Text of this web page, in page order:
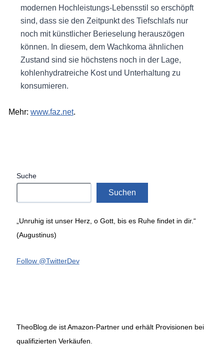
modernen Hochleistungs-Lebensstil so erschöpft
sind, dass sie den Zeitpunkt des Tiefschlafs nur
noch mit künstlicher Berieselung herauszögen
können. In diesem, dem Wachkoma ähnlichen
Zustand sind sie höchstens noch in der Lage,
kohlenhydratreiche Kost und Unterhaltung zu
konsumieren.
Mehr: www.faz.net.
Suche
Suchen
„Unruhig ist unser Herz, o Gott, bis es Ruhe findet in dir.“
(Augustinus)
Follow @TwitterDev
TheoBlog.de ist Amazon-Partner und erhält Provisionen bei
qualifizierten Verkäufen.